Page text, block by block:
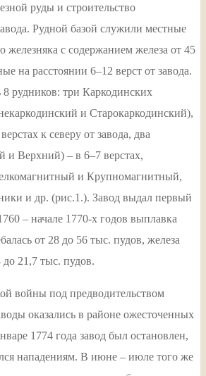
руды и строительство
Рудной базой служили местные
железняка с содержанием железа от 45
на расстоянии 6–12 верст от завода.
8 рудников: три Каркодинских
и Старокаркодинский),
к северу от завода, два
Верхний) – в 6–7 верстах,
и Крупномагнитный,
и др. (рис.1.). Завод выдал первый
– начале 1770-х годов выплавка
от 28 до 56 тыс. пудов, железа
21,7 тыс. пудов.
войны под предводительством
оказались в районе ожесточенных
1774 года завод был остановлен,
нападениям. В июне – июле того же